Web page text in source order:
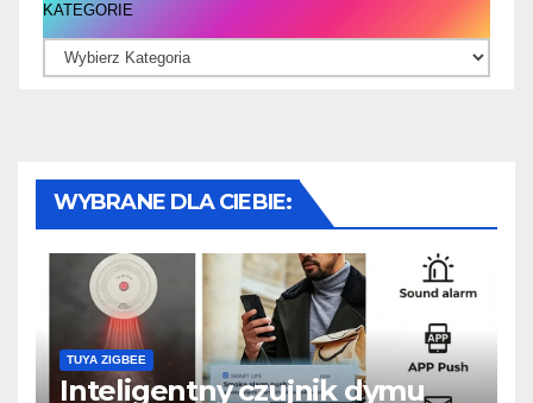
KATEGORIE
WYBRANE DLA CIEBIE:
TUYA ZIGBEE
Inteligentny czujnik dymu